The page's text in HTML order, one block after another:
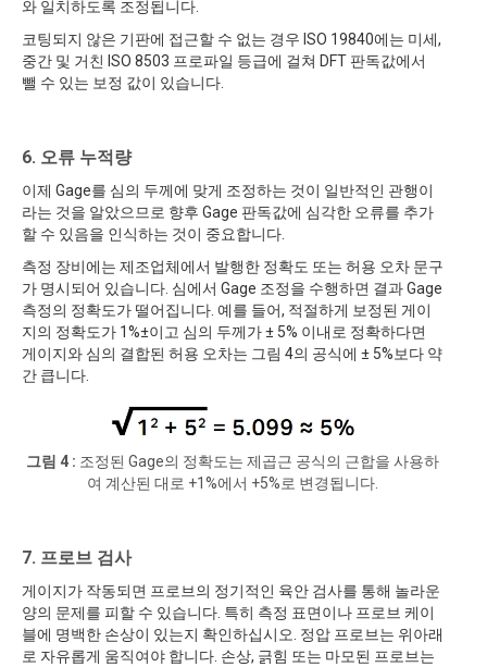
와 일치하도록 조정됩니다.
코팅되지 않은 기판에 접근할 수 없는 경우 ISO 19840에는 미세,
중간 및 거친 ISO 8503 프로파일 등급에 걸쳐 DFT 판독값에서
뺄 수 있는 보정 값이 있습니다.
6. 오류 누적량
이제 Gage를 심의 두께에 맞게 조정하는 것이 일반적인 관행이
라는 것을 알았으므로 향후 Gage 판독값에 심각한 오류를 추가
할 수 있음을 인식하는 것이 중요합니다.
측정 장비에는 제조업체에서 발행한 정확도 또는 허용 오차 문구
가 명시되어 있습니다. 심에서 Gage 조정을 수행하면 결과 Gage
측정의 정확도가 떨어집니다. 예를 들어, 적절하게 보정된 게이
지의 정확도가 1%±이고 심의 두께가 ± 5% 이내로 정확하다면
게이지와 심의 결합된 허용 오차는 그림 4의 공식에 ± 5%보다 약
간 큽니다.
그림 4 : 조정된 Gage의 정확도는 제곱근 공식의 근합을 사용하
여 계산된 대로 +1%에서 +5%로 변경됩니다.
7. 프로브 검사
게이지가 작동되면 프로브의 정기적인 육안 검사를 통해 놀라운
양의 문제를 피할 수 있습니다. 특히 측정 표면이나 프로브 케이
블에 명백한 손상이 있는지 확인하십시오. 정압 프로브는 위아래
로 자유롭게 움직여야 합니다. 손상, 긁힘 또는 마모된 프로브는